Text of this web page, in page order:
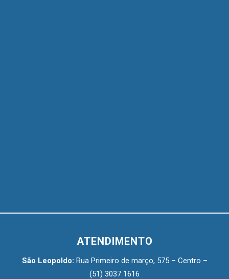
ATENDIMENTO
São Leopoldo: Rua Primeiro de março, 575 – Centro –
(51) 3037 1616